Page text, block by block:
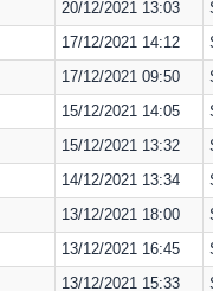
20/12/2021 13:03
17/12/2021 14:12
17/12/2021 09:50
15/12/2021 14:05
15/12/2021 13:32
14/12/2021 13:34
13/12/2021 18:00
13/12/2021 16:45
13/12/2021 15:33